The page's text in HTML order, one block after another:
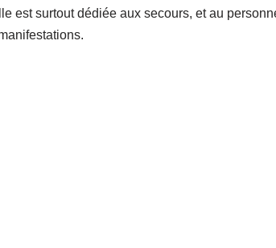
est surtout dédiée aux secours, et au